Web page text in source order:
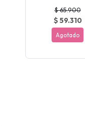
$ 65.900
$ 59.310
Agotado